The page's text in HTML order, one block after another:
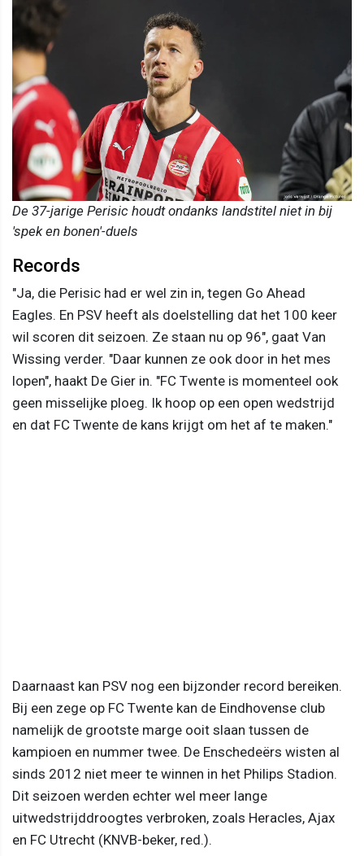
De 37-jarige Perisic houdt ondanks landstitel niet in bij
'spek en bonen'-duels
Records
"Ja, die Perisic had er wel zin in, tegen Go Ahead
Eagles. En PSV heeft als doelstelling dat het 100 keer
wil scoren dit seizoen. Ze staan nu op 96", gaat Van
Wissing verder. "Daar kunnen ze ook door in het mes
lopen", haakt De Gier in. "FC Twente is momenteel ook
geen misselijke ploeg. Ik hoop op een open wedstrijd
en dat FC Twente de kans krijgt om het af te maken."
Daarnaast kan PSV nog een bijzonder record bereiken.
Bij een zege op FC Twente kan de Eindhovense club
namelijk de grootste marge ooit slaan tussen de
kampioen en nummer twee. De Enschedeërs wisten al
sinds 2012 niet meer te winnen in het Philips Stadion.
Dit seizoen werden echter wel meer lange
uitwedstrijddroogtes verbroken, zoals Heracles, Ajax
en FC Utrecht (KNVB-beker, red.).